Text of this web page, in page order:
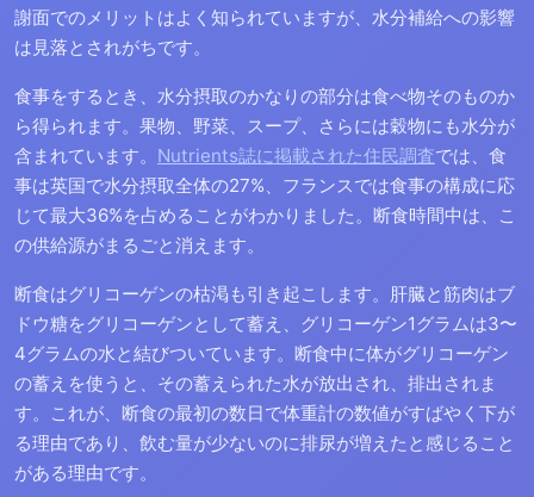
謝面でのメリットはよく知られていますが、水分補給への影響
は見落とされがちです。
食事をするとき、水分摂取のかなりの部分は食べ物そのものか
ら得られます。果物、野菜、スープ、さらには穀物にも水分が
含まれています。 Nutrients誌に掲載された住民調査では、食
事は英国で水分摂取全体の27%、フランスでは食事の構成に応
じて最大36%を占めることがわかりました。断食時間中は、こ
の供給源がまるごと消えます。
断食はグリコーゲンの枯渇も引き起こします。肝臓と筋肉はブ
ドウ糖をグリコーゲンとして蓄え、グリコーゲン1グラムは3〜
4グラムの水と結びついています。断食中に体がグリコーゲン
の蓄えを使うと、その蓄えられた水が放出され、排出されま
す。これが、断食の最初の数日で体重計の数値がすばやく下が
る理由であり、飲む量が少ないのに排尿が増えたと感じること
がある理由です。